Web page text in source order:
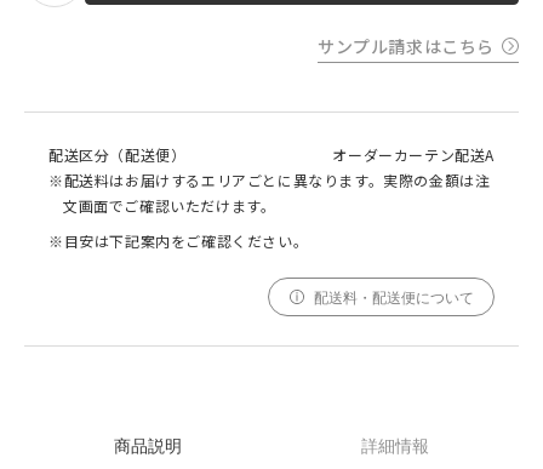
商品説明 詳細情報
サンプル請求はこちら
配送区分（配送便）
オーダーカーテン配送A
※配送料はお届けするエリアごとに異なります。実際の金額は注
文画面でご確認いただけます。
※目安は下記案内をご確認ください。
配送料・配送便について